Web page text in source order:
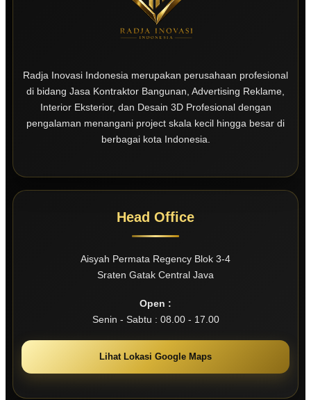
Radja Inovasi Indonesia merupakan perusahaan profesional
di bidang Jasa Kontraktor Bangunan, Advertising Reklame,
Interior Eksterior, dan Desain 3D Profesional dengan
pengalaman menangani project skala kecil hingga besar di
berbagai kota Indonesia.
Head Office
Aisyah Permata Regency Blok 3-4
Sraten Gatak Central Java
Open :
Senin - Sabtu : 08.00 - 17.00
Lihat Lokasi Google Maps